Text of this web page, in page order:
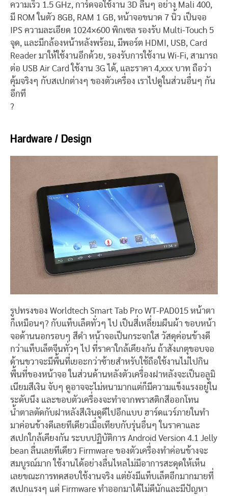
ความเร็ว 1.5 GHz, การ์ดจอใช้งาน 3D ลื่นๆ อย่าง Mali 400,
มี ROM ในตัว 8GB, RAM 1 GB, หน้าจอขนาด 7 นิ้ว เป็นจอ
IPS ความละเอียด 1024×600 พิกเซล รองรับ Multi-Touch 5
จุด, และมีกล้องหน้าหลังพร้อม, มีพอร์ต HDMI, USB, Card
Reader มาให้ใช้งานอีกด้วย, รองรับการใช้งาน Wi-Fi, สามารถ
ต่อ USB Air Card ใช้งาน 3G ได้, และราคา 4,xxx บาท ถือว่า
คุ้มจริงๆ กับสเปกต่างๆ ของตัวเครื่อง เราไปดูในส่วนอื่นๆ กัน
อีกที
?
Hardware / Design
รูปทรงของ Worldtech Smart Tab Pro WT-PAD015 หน้าตา
ก็เหมือนๆ? กับแท็บเล็ตทั่วๆ ไป เป็นสี่เหลี่ยมผืนผ้า ขอบหน้า
จอด้านนอกรอบๆ สีดำ หน้าจอเป็นกระจกใส วัสดุค่อนข้างดี
กว่าแท็บเล็ตจีนทั่วๆ ไป ที่ราคาใกล้เคียงกัน ถ้าสังเกตุขอบจอ
ด้านขวาจะมีพื้นที่เยอะกว่าซ้ายสำหรับใช้ถือใช้งานไม่ไปกิน
พื้นที่ของหน้าจอ ในส่วนด้านหลังตัวเครื่องฝาหลังจะเป็นอลูมิ
เนียมสีเงิน จับๆ ดูอาจจะไม่หนามากแต่ก็มีความแข็งแรงอยู่ใน
ระดับนึง และขอบตัวเครื่องจะทำจากพราสติกสีออกโทน
น้ำตาลตัดกับฝาหลังสีเงินดูดีไปอีกแบบ ฮาร์ดแวร์ภายในทำ
มาค่อนข้างดีเลยทีเดียวเมื่อเทียบกับรุ่นอื่นๆ ในราคาและ
สเปกใกล้เคียงกัน ระบบปฏิบัติการ Android Version 4.1 Jelly
bean ลื่นเลยทีเดียว Firmware ของตัวเครื่องทำค่อนข้างจะ
สมบูรณ์มาก ใช้งานได้อย่างลื่นไหลไม่มีอาการสะดุดให้เห็น
เลยขณะการทดสอบใช้งานจริง แต่ยังมีแท็บเล็ตอีกมากมายที่
สเปกแรงๆ แต่ Firmware ทำออกมาได้ไม่ดีนักและมีปัญหา